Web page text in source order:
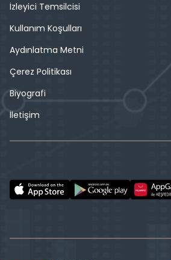
İzleyici Temsilcisi
Kullanım Koşulları
Aydınlatma Metni
Çerez Politikası
Biyografi
İletişim